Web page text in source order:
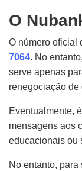
O
O número oficial
7064. No
serve apenas
renegociação de
Eventualmente,
mensagens aos
educacionais ou
No entanto,